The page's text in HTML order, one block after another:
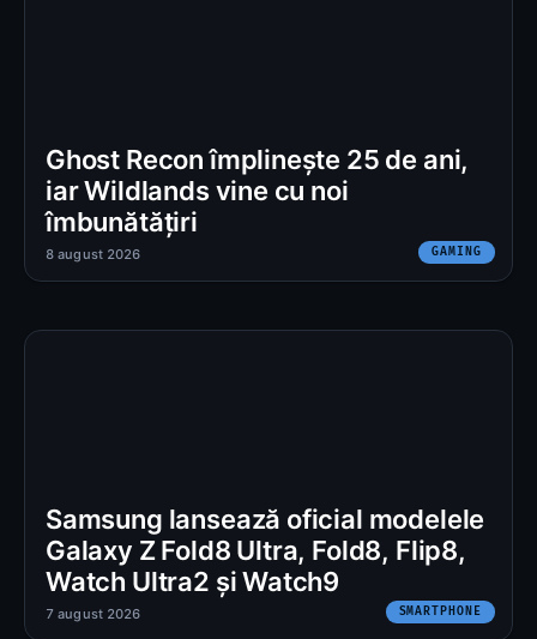
Ghost Recon împlinește 25 de ani,
iar Wildlands vine cu noi
îmbunătățiri
GAMING
8 august 2026
Samsung lansează oficial modelele
Galaxy Z Fold8 Ultra, Fold8, Flip8,
Watch Ultra2 și Watch9
SMARTPHONE
7 august 2026